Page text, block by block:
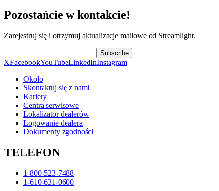
Pozostańcie w kontakcie!
Zarejestruj się i otrzymuj aktualizacje mailowe od Streamlight.
Subscribe
XFacebookYouTubeLinkedInInstagram
Około
Skontaktuj się z nami
Kariery
Centra serwisowe
Lokalizator dealerów
Logowanie dealera
Dokumenty zgodności
TELEFON
1-800-523-7488
1-610-631-0600